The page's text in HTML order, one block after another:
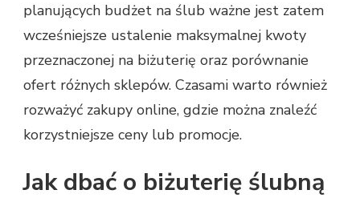
planujących budżet na ślub ważne jest zatem
wcześniejsze ustalenie maksymalnej kwoty
przeznaczonej na biżuterię oraz porównanie
ofert różnych sklepów. Czasami warto również
rozważyć zakupy online, gdzie można znaleźć
korzystniejsze ceny lub promocje.
Jak dbać o biżuterię ślubną